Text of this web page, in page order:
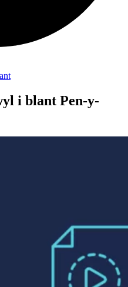
i blant Pen-y-